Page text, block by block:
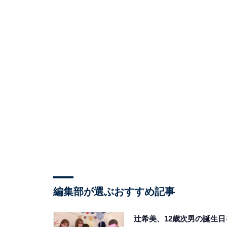
編集部が選ぶおすすめ記事
辻希美、12歳次男の誕生日